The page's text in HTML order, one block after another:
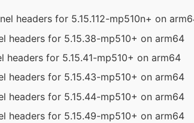
headers for 5.15.112-mp510n+ on
headers for 5.15.38-mp510+ on arm64
headers for 5.15.41-mp510+ on arm64
headers for 5.15.43-mp510+ on arm64
headers for 5.15.44-mp510+ on arm64
headers for 5.15.49-mp510+ on arm64